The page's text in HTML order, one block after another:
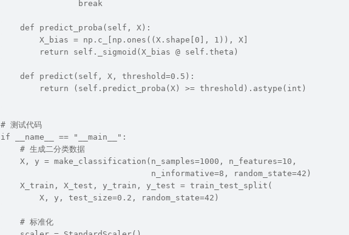
                break
    def predict_proba(self, X):
        X_bias = np.c_[np.ones((X.shape[0], 1)), X]
        return self._sigmoid(X_bias @ self.theta)
    def predict(self, X, threshold=0.5):
        return (self.predict_proba(X) >= threshold).astype(int)
# 测试代码
if __name__ == "__main__":
    # 生成二分类数据
    X, y = make_classification(n_samples=1000, n_features=10,
                               n_informative=8, random_state=42)
    X_train, X_test, y_train, y_test = train_test_split(
        X, y, test_size=0.2, random_state=42)
    # 标准化